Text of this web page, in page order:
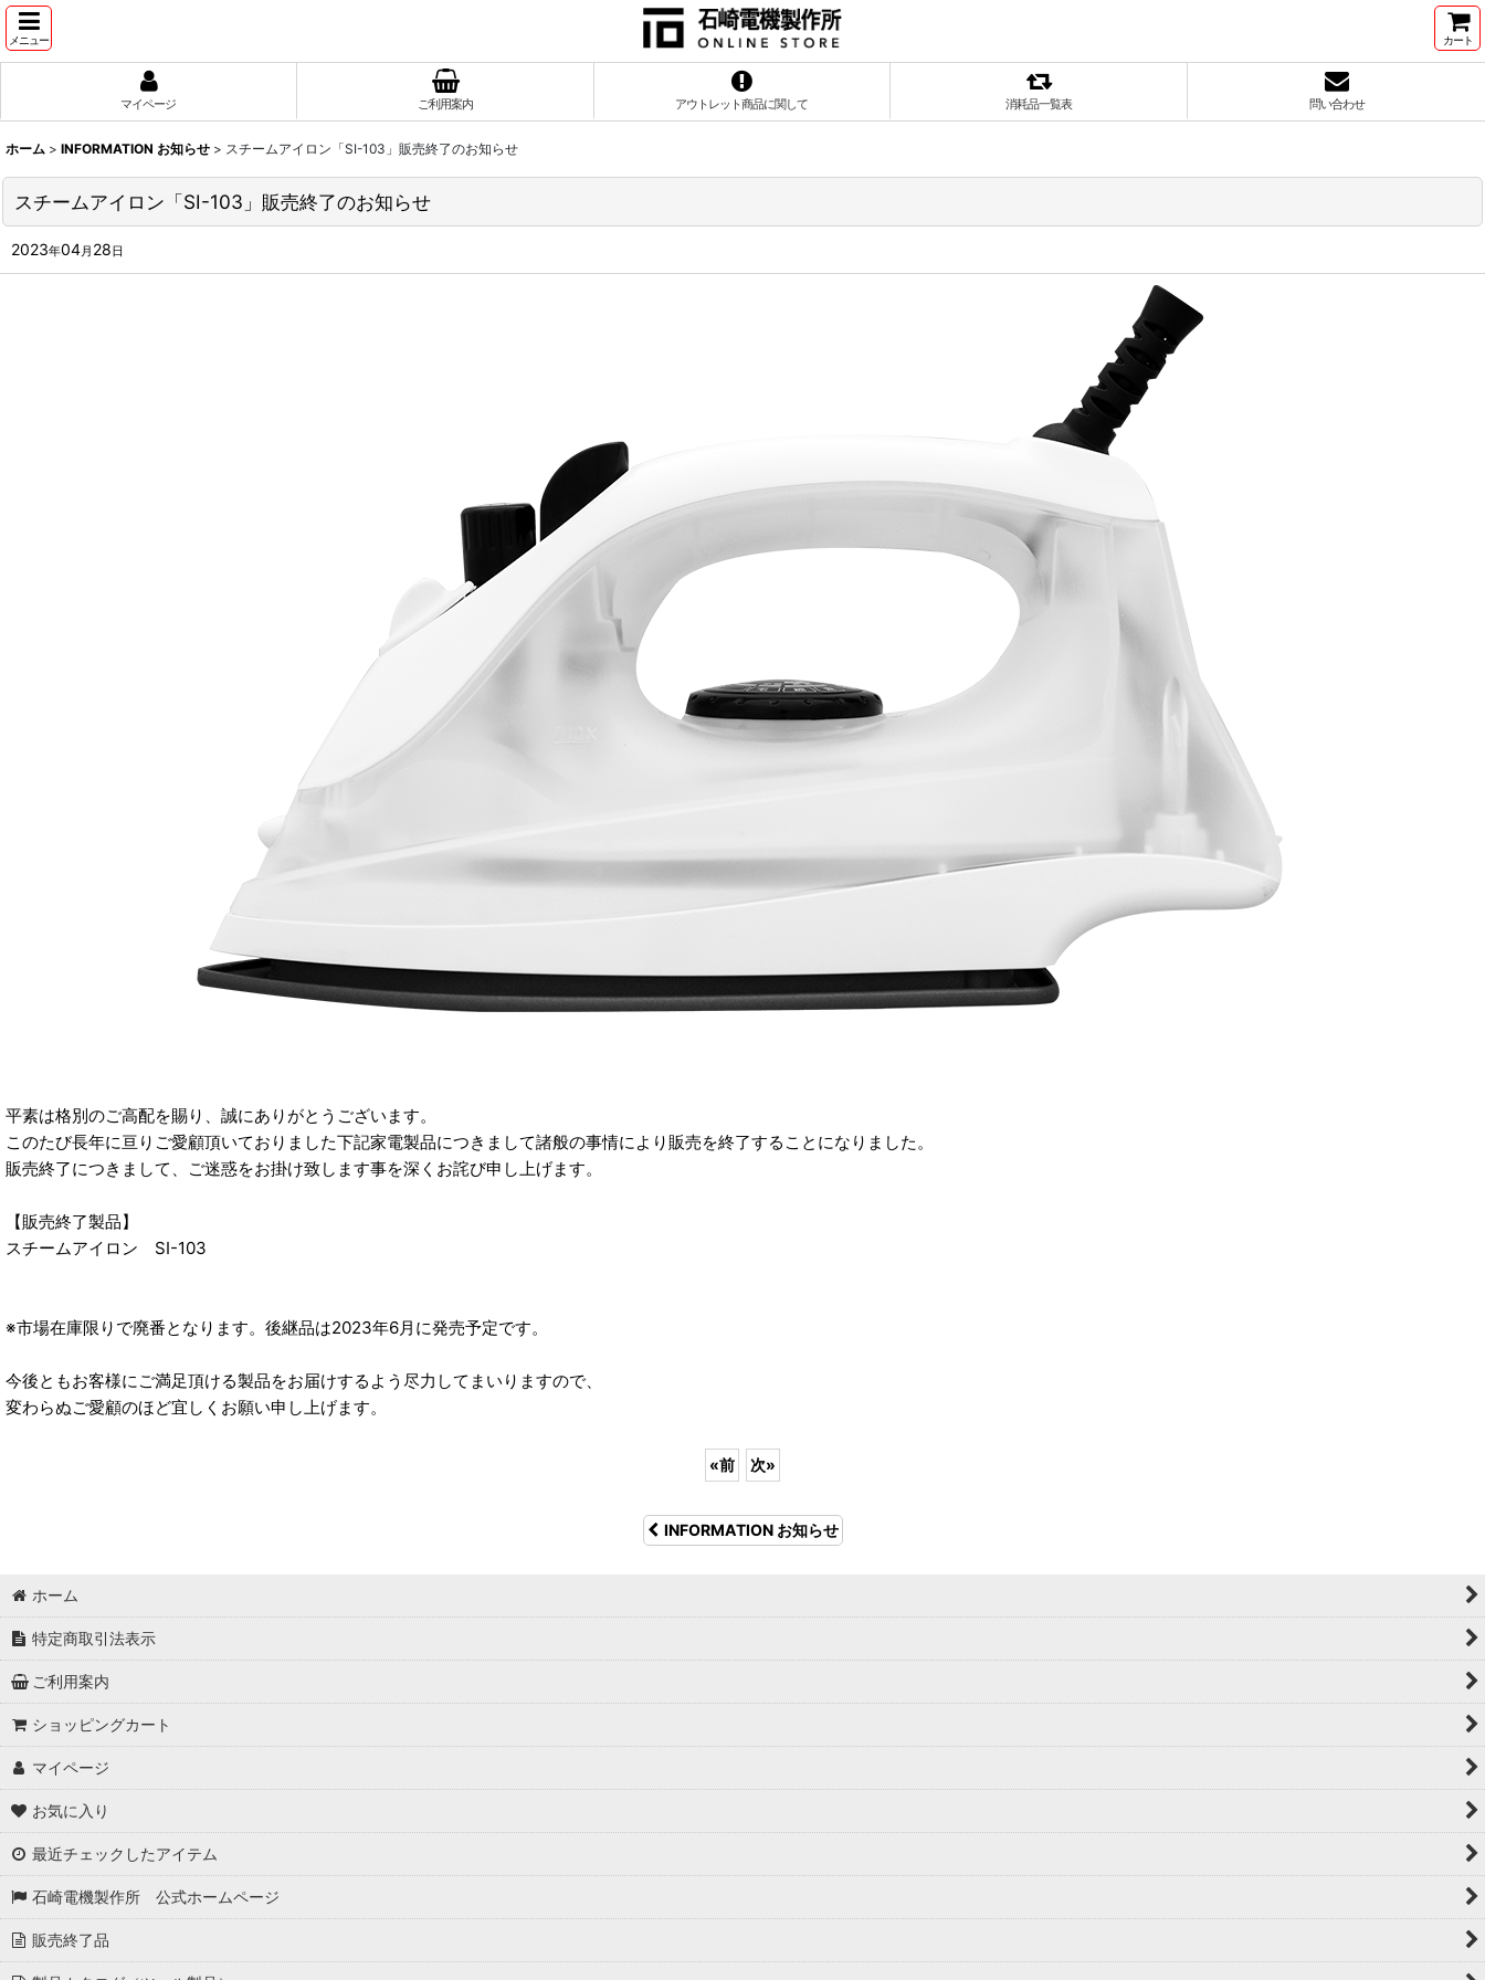
メニュー カート
マイページ ご利用案内 アウトレット商品に関して 消耗品一覧表 問い合わせ
ホーム > INFORMATION お知らせ > スチームアイロン「SI-103」販売終了のお知らせ
スチームアイロン「SI-103」販売終了のお知らせ
2023年04月 28日
平素は格別のご高配を賜り、誠にありがとうございます。
このたび長年に亘りご愛顧頂いておりました下記家電製品につきまして諸般の事情により販売を終了することになりました。
販売終了につきまして、ご迷惑をお掛け致します事を深くお詫び申し上げます。
【販売終了製品】
スチームアイロン SI-103
※市場在庫限りで廃番となります。後継品は2023年6月に発売予定です。
今後ともお客様にご満足頂ける製品をお届けするよう尽力してまいりますので、
変わらぬご愛顧のほど宜しくお願い申し上げます。
«前 次»
INFORMATION お知らせ
ホーム
特定商取引法表示
ご利用案内
ショッピングカート
マイページ
お気に入り
最近チェックしたアイテム
石崎電機製作所 公式ホームページ
販売終了品